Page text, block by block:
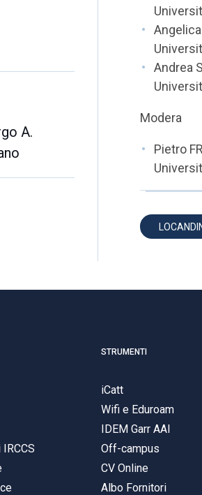
A.
Andrea
Modera
Pietro
STRUMENTI
iCatt
Wifi e Eduroam
IDEM Garr AAI
Off-campus
CV Online
Albo Fornitori